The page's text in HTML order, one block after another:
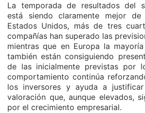
La temporada de resultados del
está siendo claramente mejor
Estados Unidos, más de tres
compañías han superado las
mientras que en Europa la
también están consiguiendo
de las inicialmente previstas por
comportamiento continúa
los inversores y ayuda a
valoración que, aunque elevados,
por el crecimiento empresarial.